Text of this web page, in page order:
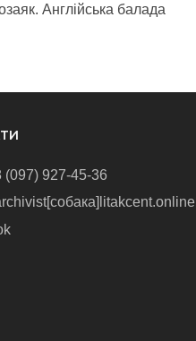
Англійська балада
(097) 927-45-36